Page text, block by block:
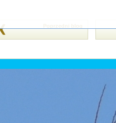
wykorzystuje cookies (tzw. ciasteczka).